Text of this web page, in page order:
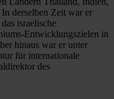
derselben Zeit war er
israelische
Entwicklungszielen in
hinaus war er unter
für internationale
des